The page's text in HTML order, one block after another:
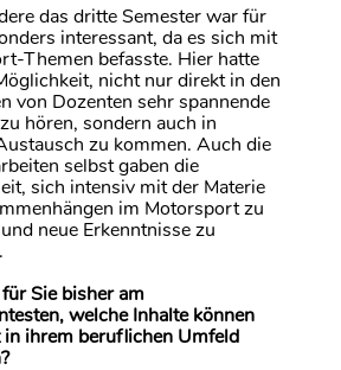
das dritte Semester war für
interessant, da es sich mit
Themen befasste. Hier hatte
nicht nur direkt in den
von Dozenten sehr spannende
hören, sondern auch in
zu kommen. Auch die
selbst gaben die
sich intensiv mit der Materie
im Motorsport zu
neue Erkenntnisse zu
Sie bisher am
welche Inhalte können
in ihrem beruflichen Umfeld